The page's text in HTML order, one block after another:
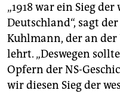
„1918 war ein Sieg
Deutschland“, sagt
Kuhlmann, der an
lehrt. „Deswegen
Opfern der NS-
wir diesen Sieg der